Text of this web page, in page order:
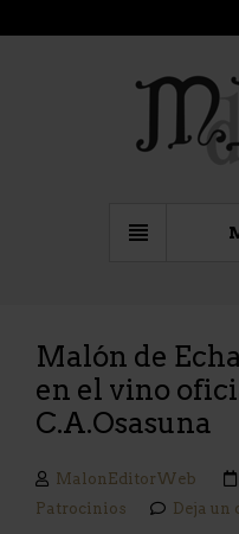
Malón de
en el vino
C.A.Osasuna
MalonEditorWeb
Patrocinios
Deja un